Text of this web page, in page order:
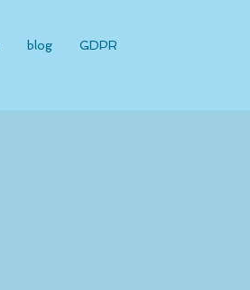
blog GDPR